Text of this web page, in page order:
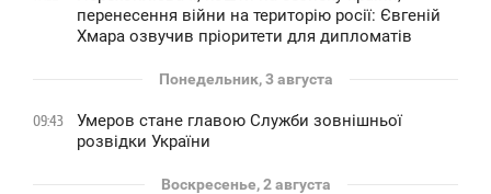
перенесення війни на територію росії: Євгеній
Хмара озвучив пріоритети для дипломатів
Понедельник, 3 августа
09:43
Умеров стане главою Служби зовнішньої
розвідки України
Воскресенье, 2 августа